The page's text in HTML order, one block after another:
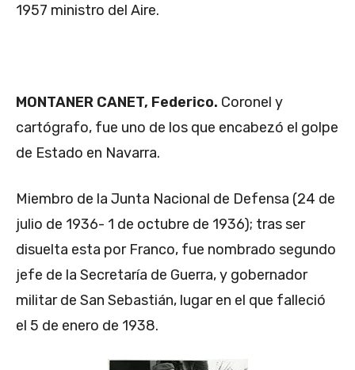
1957 ministro del Aire.
MONTANER CANET, Federico. Coronel y
cartógrafo, fue uno de los que encabezó el golpe
de Estado en Navarra.
Miembro de la Junta Nacional de Defensa (24 de
julio de 1936- 1 de octubre de 1936); tras ser
disuelta esta por Franco, fue nombrado segundo
jefe de la Secretaría de Guerra, y gobernador
militar de San Sebastián, lugar en el que falleció
el 5 de enero de 1938.